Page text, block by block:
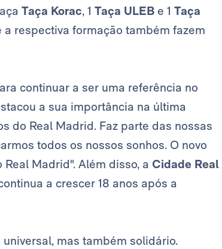
Taça Korac, 1 Taça ULEB e 1 Taça
a respectiva formação também fazem
continuar a ser uma referência no
a sua importância na última
do Real Madrid. Faz parte das nossas
todos os nossos sonhos. O novo
Madrid". Além disso, a Cidade Real
a crescer 18 anos após a
mas também solidário.